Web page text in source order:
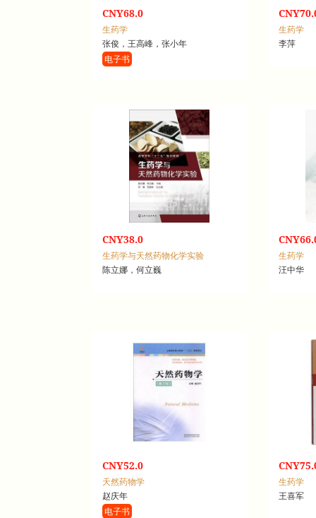
CNY68.0
生药学
张俊，王高峰，张小年
电子书
生药学
李萍
CNY38.0
生药学与天然药物化学实验
陈立娜，何立巍
生药学
汪中华
CNY52.0
天然药物学
赵庆年
电子书
生药学
王喜军